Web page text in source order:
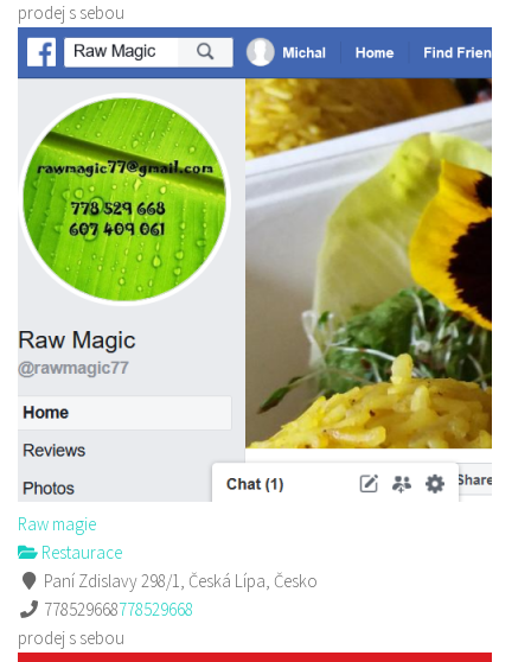
prodej s sebou
Raw magie
Restaurace
Paní Zdislavy 298/1, Česká Lípa, Česko
778529668778529668
prodej s sebou